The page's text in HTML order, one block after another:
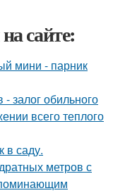
сайте:
мини - парник
залог обильного
всего теплого
в саду.
метров с